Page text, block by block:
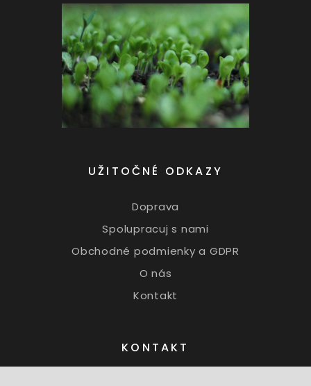
UŽITOČNÉ ODKAZY
Doprava
Spolupracuj s nami
Obchodné podmienky a GDPR
O nás
Kontakt
KONTAKT